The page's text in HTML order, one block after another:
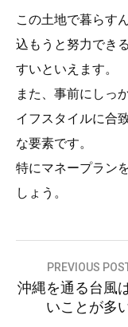
この土地で暮らす
込もうと努力でき
すいといえます。
また、事前にしっ
イフスタイルに合
な要素です。
特にマネープラン
しょう。
稿
PREVIOUS
沖縄を通る台風
いことが多